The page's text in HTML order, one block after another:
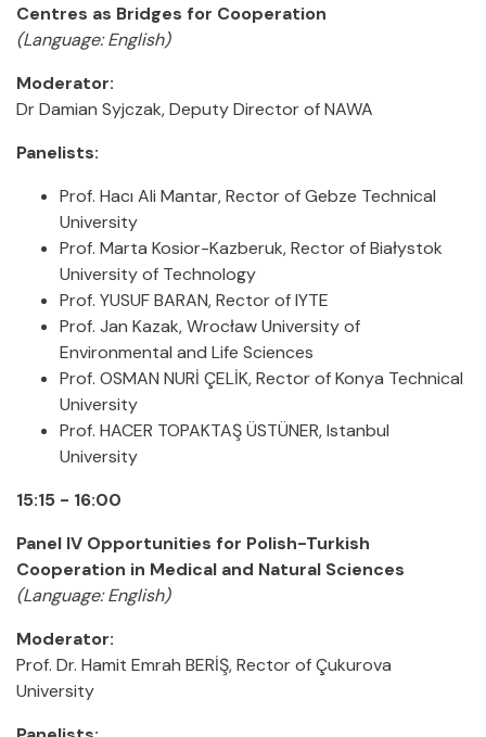
Centres as Bridges for Cooperation
(Language: English)
Moderator:
Dr Damian Syjczak, Deputy Director of NAWA
Panelists:
Prof. Hacı Ali Mantar, Rector of Gebze Technical
University
Prof. Marta Kosior-Kazberuk, Rector of Białystok
University of Technology
Prof. YUSUF BARAN, Rector of IYTE
Prof. Jan Kazak, Wrocław University of
Environmental and Life Sciences
Prof. OSMAN NURİ ÇELİK, Rector of Konya Technical
University
Prof. HACER TOPAKTAŞ ÜSTÜNER, Istanbul
University
15:15 - 16:00
Panel IV Opportunities for Polish-Turkish
Cooperation in Medical and Natural Sciences
(Language: English)
Moderator:
Prof. Dr. Hamit Emrah BERİŞ, Rector of Çukurova
University